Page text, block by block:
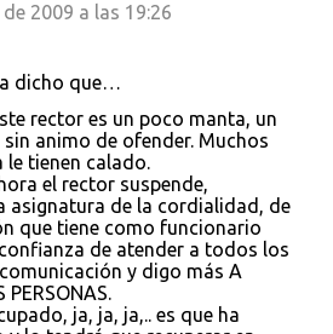
2009 a las 19:26
dicho que…
rector es un poco manta, un
animo de ofender. Muchos
le tienen calado.
el rector suspende,
asignatura de la cordialidad, de
que tiene como funcionario
de atender a todos los
y digo más A
PERSONAS.
ja, ja, ja,.. es que ha